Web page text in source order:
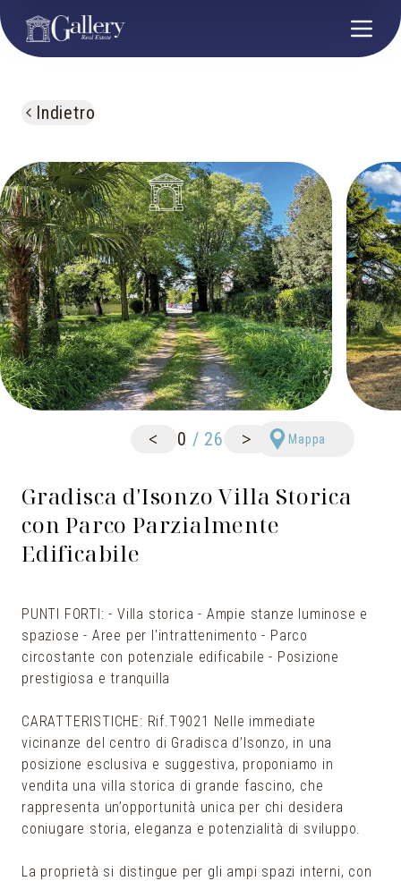
Indietro
< 0 / 26 > Mappa
Gradisca d'Isonzo Villa Storica
con Parco Parzialmente
Edificabile
PUNTI FORTI: - Villa storica - Ampie stanze luminose e
spaziose - Aree per l'intrattenimento - Parco
circostante con potenziale edificabile - Posizione
prestigiosa e tranquilla
CARATTERISTICHE: Rif.T9021 Nelle immediate
vicinanze del centro di Gradisca d’Isonzo, in una
posizione esclusiva e suggestiva, proponiamo in
vendita una villa storica di grande fascino, che
rappresenta un’opportunità unica per chi desidera
coniugare storia, eleganza e potenzialità di sviluppo.
La proprietà si distingue per gli ampi spazi interni, con